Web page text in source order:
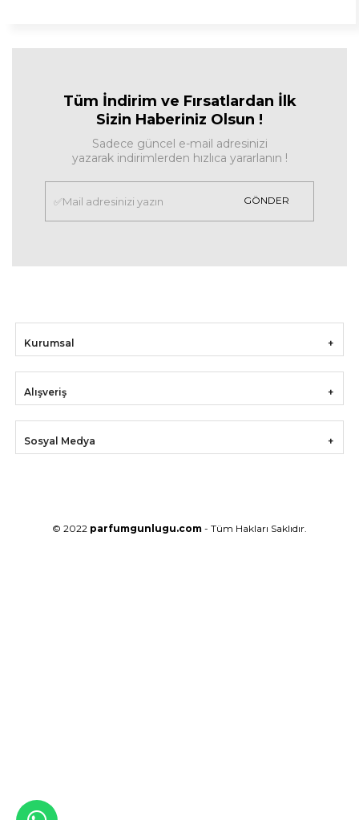
Tüm İndirim ve Fırsatlardan İlk
Sizin Haberiniz Olsun !
Sadece güncel e-mail adresinizi
yazarak indirimlerden hızlıca yararlanın !
GÖNDER
Kurumsal
Alışveriş
Sosyal Medya
© 2022 parfumgunlugu.com - Tüm Hakları Saklıdır.